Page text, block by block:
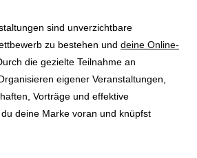
sind unverzichtbare
zu bestehen und deine Online-
die gezielte Teilnahme an
eigener Veranstaltungen,
Vorträge und effektive
deine Marke voran und knüpfst